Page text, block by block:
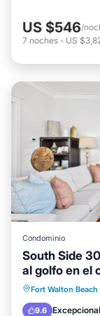
US $546/
7 noches - US
Condominio
South Side
al golfo en el
¡BICICLETAS
Fort Walton
9.6 Excepcional
Frente
Vista